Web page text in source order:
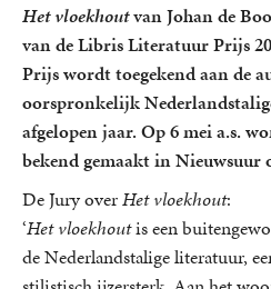
Het vloekhoutvan Johan de
van de Libris Literatuur Prijs
Prijs wordt toegekend aan de
oorspronkelijk
afgelopen jaar. Op 6 mei a.s.
bekend gemaakt in Nieuwsuur
De Jury overHet vloekhout:
‘Het vloekhoutis een
de Nederlandstalige literatuur,